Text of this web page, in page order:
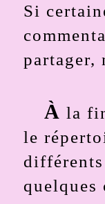
Si
partager,
À la
le
quelques